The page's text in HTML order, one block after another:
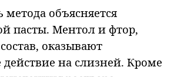
метода объясняется
пасты. Ментол и фтор,
оказывают
на слизней. Кроме